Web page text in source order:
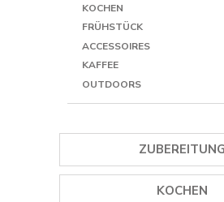
KOCHEN
FRÜHSTÜCK
ACCESSOIRES
KAFFEE
OUTDOORS
ZUBEREITUNG
KOCHEN